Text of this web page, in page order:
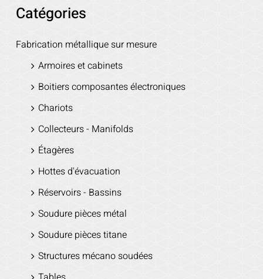
Catégories
Fabrication métallique sur mesure
Armoires et cabinets
Boitiers composantes électroniques
Chariots
Collecteurs - Manifolds
Étagères
Hottes d'évacuation
Réservoirs - Bassins
Soudure pièces métal
Soudure pièces titane
Structures mécano soudées